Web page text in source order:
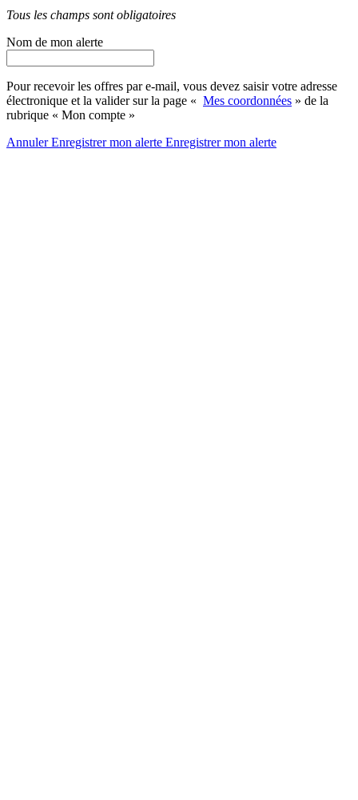
Tous les champs sont obligatoires
Nom de mon alerte
Pour recevoir les offres par e-mail, vous devez saisir votre adresse
électronique et la valider sur la page « Mes coordonnées » de la
rubrique « Mon compte »
AnnulerEnregistrer mon alerte Enregistrermon alerte